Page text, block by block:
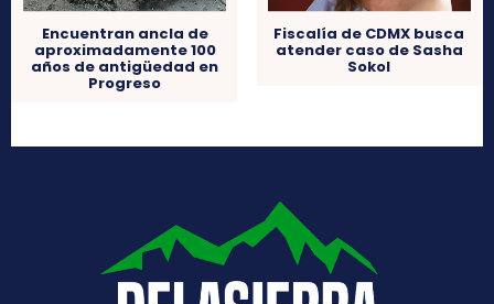
Encuentran ancla de
aproximadamente 100
años de antigüedad en
Progreso
Fiscalía de CDMX busca
atender caso de Sasha
Sokol